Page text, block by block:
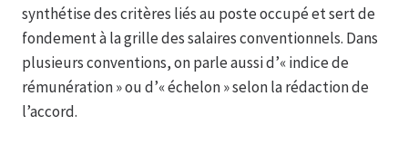
synthétise des critères liés au poste occupé et sert de
fondement à la grille des salaires conventionnels. Dans
plusieurs conventions, on parle aussi d’« indice de
rémunération » ou d’« échelon » selon la rédaction de
l’accord.